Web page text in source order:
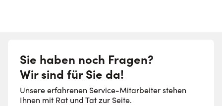
Sie haben noch Fragen?
Wir sind für Sie da!
Unsere erfahrenen Service-Mitarbeiter stehen
Ihnen mit Rat und Tat zur Seite.